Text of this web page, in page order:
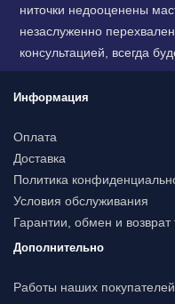
ниточки недооценены
незаслуженно
консультацией, всегда
Информация
Оплата
Доставка
Политика
Условия обслуживания
Гарантии, обмен и возврат
Дополнительно
Работы наших покупателей